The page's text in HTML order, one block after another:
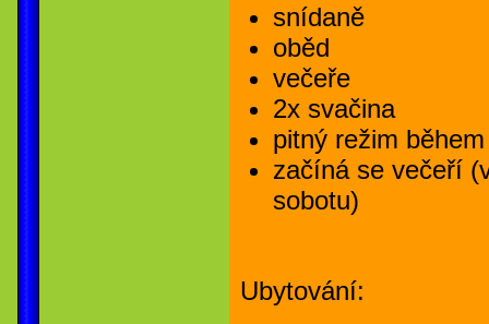
snídaně
oběd
večeře
2x svačina
pitný režim
začíná se večeří
sobotu)
Ubytování: